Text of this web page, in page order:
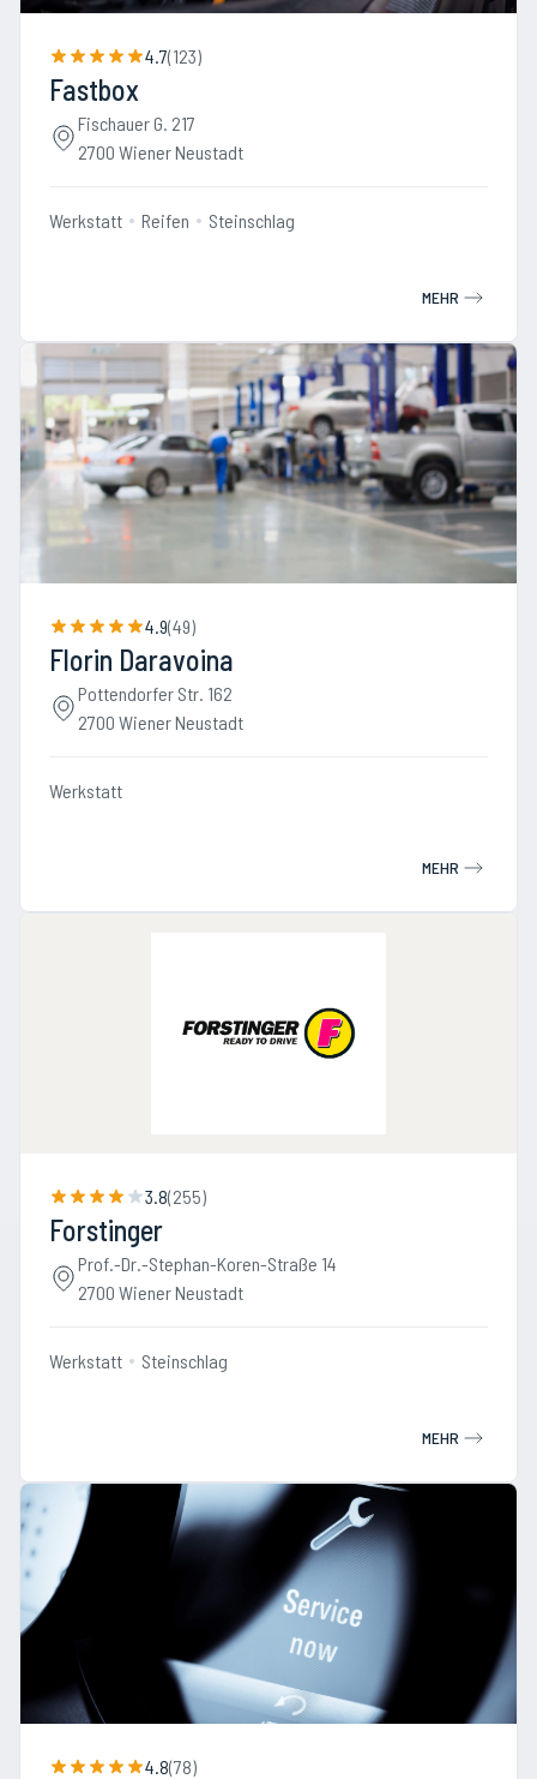
4.7(123)
Fastbox
Fischauer G. 217
2700 Wiener Neustadt
Werkstatt Reifen Steinschlag
MEHR
4.9(49)
Florin Daravoina
Pottendorfer Str. 162
2700 Wiener Neustadt
Werkstatt
MEHR
3.8(255)
Forstinger
Prof.-Dr.-Stephan-Koren-Straße 14
2700 Wiener Neustadt
Werkstatt Steinschlag
MEHR
4.8(78)